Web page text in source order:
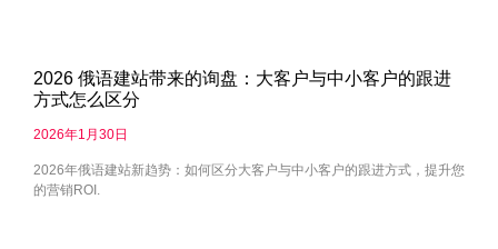
2026 俄语建站带来的询盘：大客户与中小客户的跟进
方式怎么区分
2026年1月30日
2026年俄语建站新趋势：如何区分大客户与中小客户的跟进方式，提升您
的营销ROI.